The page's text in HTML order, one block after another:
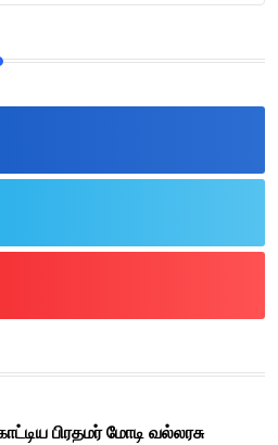
பிரதமர் மோடி வல்லரசு